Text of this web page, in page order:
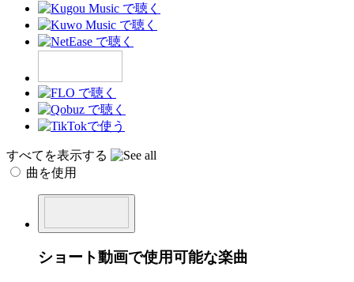
すべてを表示する
曲を使用
ショート動画で使用可能な楽曲